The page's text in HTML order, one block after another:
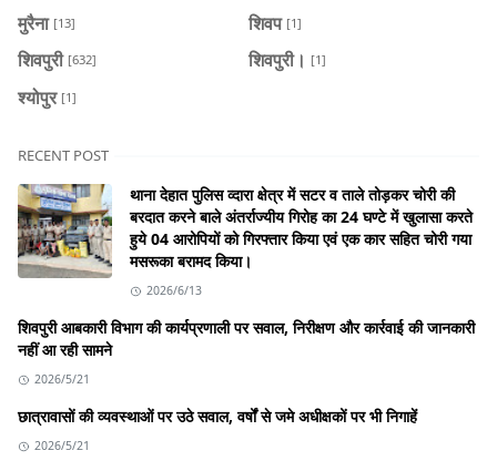
मुरैना [13] शिवप [1]
शिवपुरी [632] शिवपुरी। [1]
श्योपुर [1]
RECENT POST
थाना देहात पुलिस व्दारा क्षेत्र में सटर व ताले तोड़कर चोरी की
बरदात करने बाले अंतर्राज्यीय गिरोह का 24 घण्टे में खुलासा करते
हुये 04 आरोपियों को गिरफ्तार किया एवं एक कार सहित चोरी गया
मसरूका बरामद किया।
2026/6/13
शिवपुरी आबकारी विभाग की कार्यप्रणाली पर सवाल, निरीक्षण और कार्रवाई की जानकारी
नहीं आ रही सामने
2026/5/21
छात्रावासों की व्यवस्थाओं पर उठे सवाल, वर्षों से जमे अधीक्षकों पर भी निगाहें
2026/5/21